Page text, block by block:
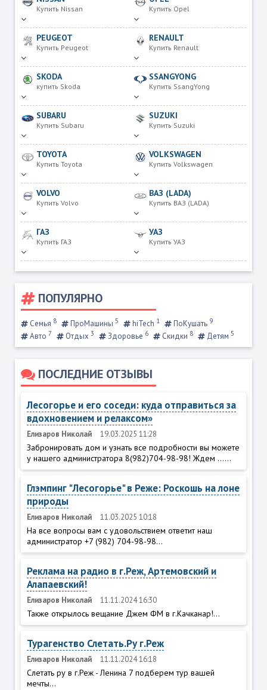
Купить Nissan Купить Opel
PEUGEOT
Купить Peugeot
RENAULT
Купить Renault
SKODA
купить Skoda
SSANGYONG
Купить SsangYong
SUBARU
Купить Subaru
SUZUKI
Купить Suzuki
TOYOTA
Купить Toyota
VOLKSWAGEN
Купить Volkswagen
VOLVO
Купить Volvo
ВАЗ (LADA)
Купить ВАЗ (LADA)
ГАЗ
Купить ГАЗ
УАЗ
Купить УАЗ
ПОПУЛЯРНО
Семья 8 ПроМашины 5 hiTech 1 ПоКушать 9
Авто 7 Отдых 3 Здоровье 6 Скидки 8 Детям 5
ПОСЛЕДНИЕ ОТЗЫВЫ
Лесогорье и его соседи: куда отправиться за
вдохновением и релаксом»
Елизаров Николай 19.03.2025 11:28
Забронировать дом и узнать все подробности вы можете
у нашего администратора 8(982)704-98-98! Ждем ......
Глэмпинг "Лесогорье" в Реже: Роскошь на лоне
природы
Елизаров Николай 11.03.2025 10:18
На все вопросы вам с удовольствием ответит наш
администратор +7 (982) 704-98-98...
Реклама на радио в г.Реж, Артемовский и
Алапаевский!
Елизаров Николай 11.11.2024 16:30
Также открылось вещание Джем ФМ в г.Качканар!...
Турагенство Слетать.Ру г.Реж
Елизаров Николай 11.11.2024 16:18
Слетать ру в г.Реж - Ленина 7 подберем тур вашей
мечты...